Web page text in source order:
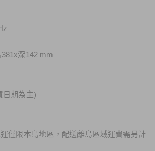
深142 mm
日期為主)
僅限本島地區，配送離島區域運費需另計